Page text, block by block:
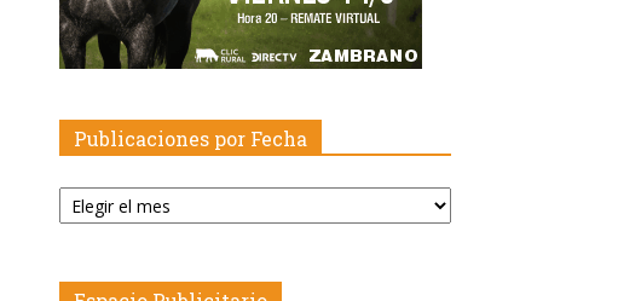
Publicaciones por Fecha
Publicaciones
por